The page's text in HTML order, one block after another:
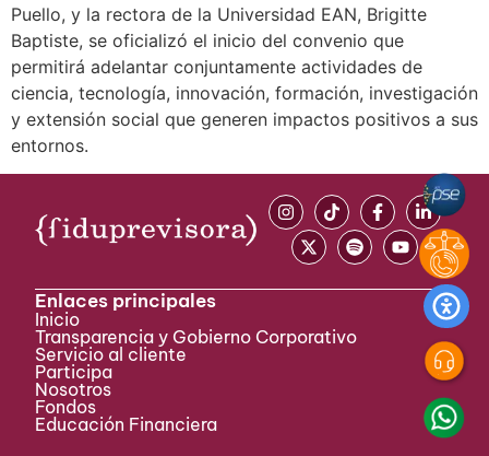
Puello, y la rectora de la Universidad EAN, Brigitte
Baptiste, se oficializó el inicio del convenio que
permitirá adelantar conjuntamente actividades de
ciencia, tecnología, innovación, formación, investigación
y extensión social que generen impactos positivos a sus
entornos.
Enlaces principales
Inicio
Transparencia y Gobierno Corporativo
Servicio al cliente
Participa ​
Nosotros
Fondos
Educación Financiera